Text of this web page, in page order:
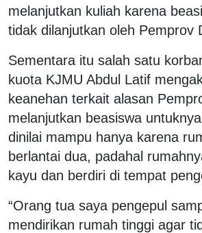
melanjutkan kuliah karena
tidak dilanjutkan oleh Pemprov
Sementara itu salah satu
kuota KJMU Abdul Latif
keanehan terkait alasan
melanjutkan beasiswa
dinilai mampu hanya karena
berlantai dua, padahal
kayu dan berdiri di tempat
“Orang tua saya pengepul
mendirikan rumah tinggi agar